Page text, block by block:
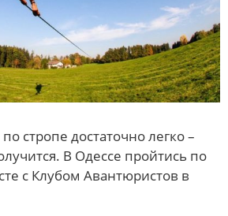
стропе достаточно легко –
В Одессе пройтись по
с Клубом Авантюристов в